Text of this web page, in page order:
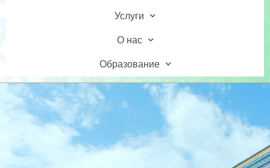
Услуги
О нас
Образование